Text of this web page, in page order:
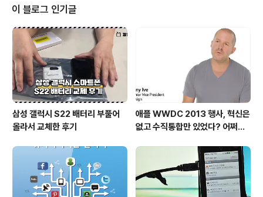
할 예정이오니 많은 의견 개진부탁드립니다. 그럼 여러분의 많은 의견 기다리고
있겠습니다. 감사합니다. 본 행사는 메타블로그인 블로그와이드(www.blogw
i..
이 블로그 인기글
삼성 갤럭시 S22 배터리 부풀어
올라서 교체한 후기
애플 WWDC 2013 행사, 혁신은
없고 수직통합만 있었다? 어쩌면